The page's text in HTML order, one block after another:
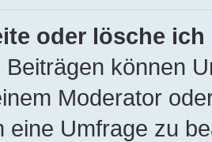
oder lösche
Beiträgen können
Moderator
eine Umfrage zu